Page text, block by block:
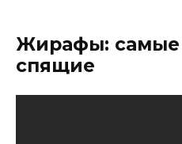
Жирафы: самые
спящие